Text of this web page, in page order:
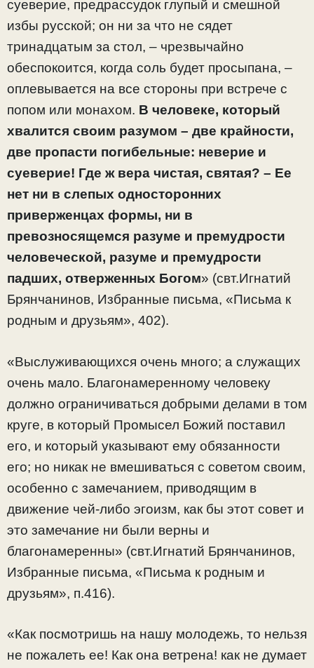
суеверие, предрассудок глупый и смешной
избы русской; он ни за что не сядет
тринадцатым за стол, – чрезвычайно
обеспокоится, когда соль будет просыпана, –
оплевывается на все стороны при встрече с
попом или монахом. В человеке, который
хвалится своим разумом – две крайности,
две пропасти погибельные: неверие и
суеверие! Где ж вера чистая, святая? – Ее
нет ни в слепых односторонних
приверженцах формы, ни в
превозносящемся разуме и премудрости
человеческой, разуме и премудрости
падших, отверженных Богом» (свт.Игнатий
Брянчанинов, Избранные письма, «Письма к
родным и друзьям», 402).
«Выслуживающихся очень много; а служащих
очень мало. Благонамеренному человеку
должно ограничиваться добрыми делами в том
круге, в который Промысел Божий поставил
его, и который указывают ему обязанности
его; но никак не вмешиваться с советом своим,
особенно с замечанием, приводящим в
движение чей-либо эгоизм, как бы этот совет и
это замечание ни были верны и
благонамеренны» (свт.Игнатий Брянчанинов,
Избранные письма, «Письма к родным и
друзьям», п.416).
«Как посмотришь на нашу молодежь, то нельзя
не пожалеть ее! Как она ветрена! как не думает